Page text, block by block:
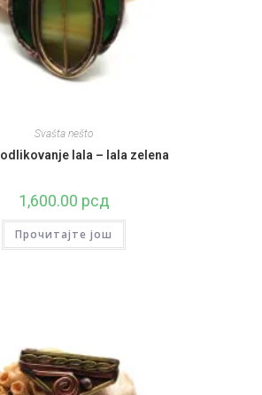
Svašta nešto
lala – lala zelena
1,600.00 рсд
Прочитајте још